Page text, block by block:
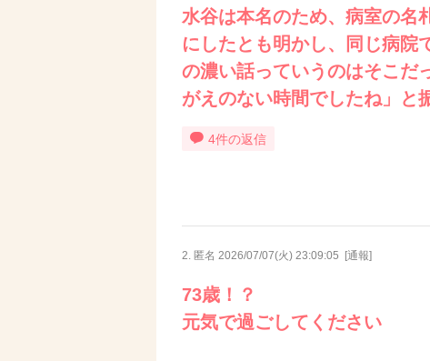
水谷は本名のため、病室の名
にしたとも明かし、同じ病院
の濃い話っていうのはそこだ
がえのない時間でしたね」と
4件の返信
2. 匿名 2026/07/07(火) 23:09:05 [通報]
73歳！？
元気で過ごしてください